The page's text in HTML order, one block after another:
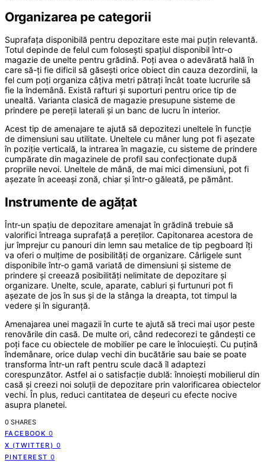
Organizarea pe categorii
Suprafaţa disponibilă pentru depozitare este mai puţin relevantă.
Totul depinde de felul cum foloseşti spaţiul disponibil într-o
magazie de unelte pentru grădină. Poţi avea o adevărată hală în
care să-ţi fie dificil să găseşti orice obiect din cauza dezordinii, la
fel cum poţi organiza câţiva metri pătraţi încât toate lucrurile să
fie la îndemână. Există rafturi şi suporturi pentru orice tip de
unealtă. Varianta clasică de magazie presupune sisteme de
prindere pe pereţii laterali şi un banc de lucru în interior.
Acest tip de amenajare te ajută să depozitezi uneltele în funcţie
de dimensiuni sau utilitate. Uneltele cu mâner lung pot fi aşezate
în poziţie verticală, la intrarea în magazie, cu sisteme de prindere
cumpărate din magazinele de profil sau confecţionate după
propriile nevoi. Uneltele de mână, de mai mici dimensiuni, pot fi
aşezate în aceeaşi zonă, chiar şi într-o găleată, pe pământ.
Instrumente de agăţat
Într-un spaţiu de depozitare amenajat în grădină trebuie să
valorifici întreaga suprafaţă a pereţilor. Capitonarea acestora de
jur împrejur cu panouri din lemn sau metalice de tip pegboard îţi
va oferi o mulţime de posibilităţi de organizare. Cârligele sunt
disponibile într-o gamă variată de dimensiuni şi sisteme de
prindere şi creează posibilităţi nelimitate de depozitare şi
organizare. Unelte, scule, aparate, cabluri şi furtunuri pot fi
aşezate de jos în sus şi de la stânga la dreapta, tot timpul la
vedere şi în siguranţă.
Amenajarea unei magazii în curte te ajută să treci mai uşor peste
renovările din casă. De multe ori, când redecorezi te gândeşti ce
poţi face cu obiectele de mobilier pe care le înlocuieşti. Cu puţină
îndemânare, orice dulap vechi din bucătărie sau baie se poate
transforma într-un raft pentru scule dacă îl adaptezi
corespunzător. Astfel ai o satisfacţie dublă: înnoieşti mobilierul din
casă şi creezi noi soluţii de depozitare prin valorificarea obiectelor
vechi. În plus, reduci cantitatea de deşeuri cu efecte nocive
asupra planetei.
0 SHARES
FACEBOOK 0
X (TWITTER) 0
PINTEREST 0